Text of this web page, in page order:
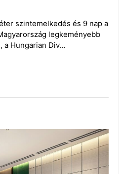
szintemelkedés és 9 nap a
legkeményebb
a Hungarian Div…